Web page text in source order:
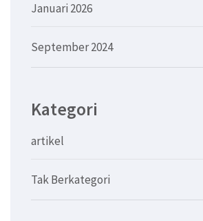
Januari 2026
September 2024
Kategori
artikel
Tak Berkategori